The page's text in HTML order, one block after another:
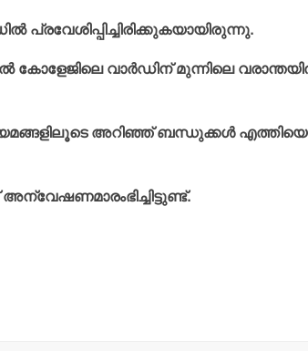
പ്രവേശിപ്പിച്ചിരിക്കുകയായിരുന്നു.
കോളേജിലെ വാര്‍ഡിന് മുന്നിലെ
അറിഞ്ഞ് ബന്ധുക്കള്‍